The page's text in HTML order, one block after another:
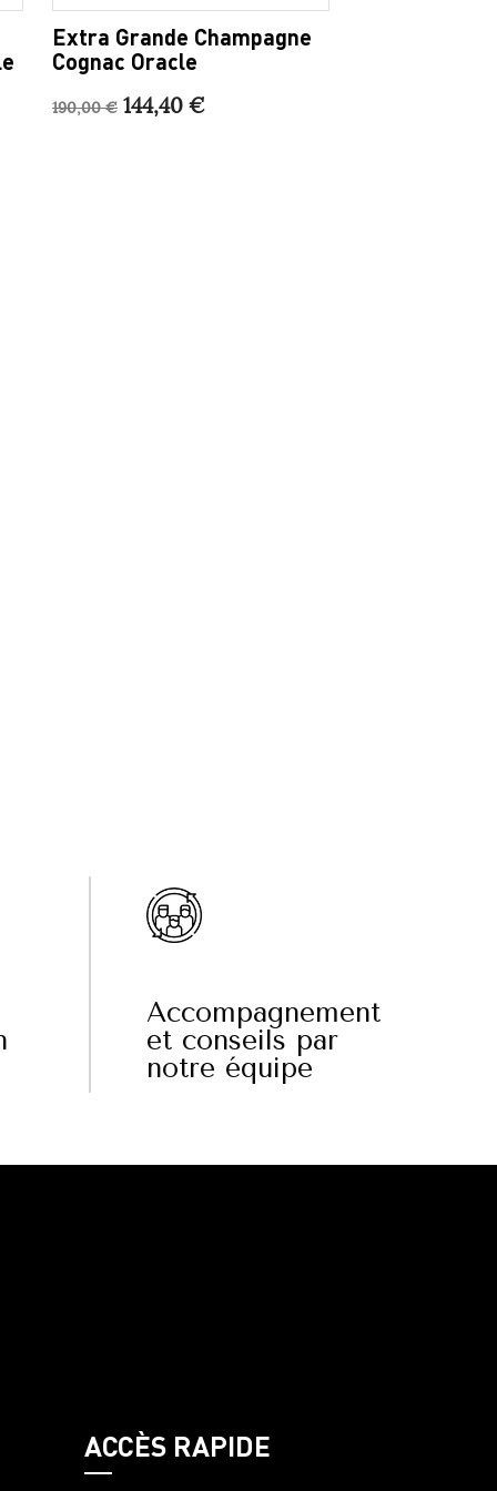
Extra Grande Champagne
Cognac Oracle
190,00 € 144,40 €
Accompagnement
et conseils par
notre équipe
ACCÈS RAPIDE